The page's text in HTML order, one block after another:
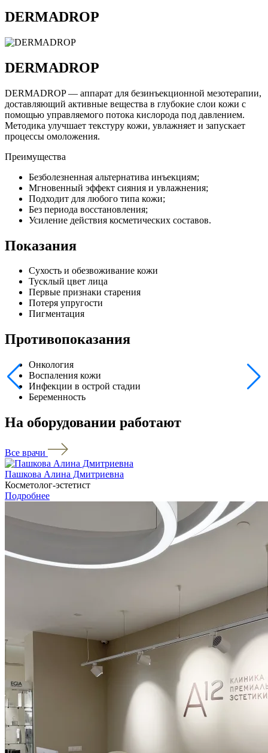
DERMADROP
DERMADROP
DERMADROP — аппарат для безинъекционной мезотерапии,
доставляющий активные вещества в глубокие слои кожи с
помощью управляемого потока кислорода под давлением.
Методика улучшает текстуру кожи, увлажняет и запускает
процессы омоложения.
Преимущества
Безболезненная альтернатива инъекциям;
Мгновенный эффект сияния и увлажнения;
Подходит для любого типа кожи;
Без периода восстановления;
Усиление действия косметических составов.
Показания
Сухость и обезвоживание кожи
Тусклый цвет лица
Первые признаки старения
Потеря упругости
Пигментация
Противопоказания
Онкология
Воспаления кожи
Инфекции в острой стадии
Беременность
На оборудовании работают
Все врачи
Пашкова Алина Дмитриевна
Косметолог-эстетист
Подробнее